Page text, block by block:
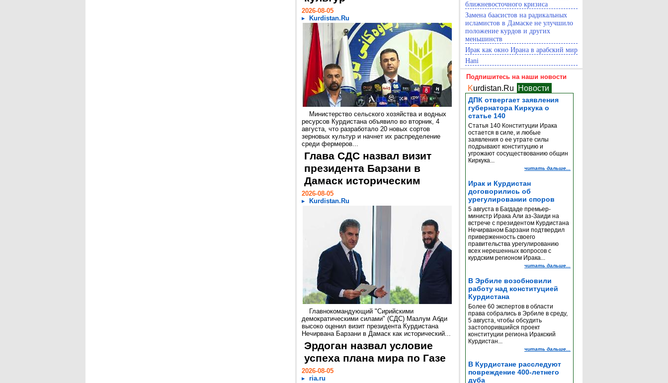
2026-08-05
Kurdistan.Ru
Министерство сельского хозяйства и водных
ресурсов Курдистана объявило во вторник, 4
августа, что разработало 20 новых сортов
зерновых культур и начнет их распределение
среди фермеров...
Глава СДС назвал визит
президента Барзани в
Дамаск историческим
2026-08-05
Kurdistan.Ru
Главнокомандующий "Сирийскими
демократическими силами" (СДС) Мазлум Абди
высоко оценил визит президента Курдистана
Нечирвана Барзани в Дамаск как исторический...
Эрдоган назвал условие
успеха плана мира по Газе
2026-08-05
ria.ru
ближневосточного кризиса
Замена баасистов на радикальных
исламистов в Дамаске не улучшило
положение курдов и других
меньшинств
Ирак как окно Ирана в арабский мир
Hani
Подпишитесь на наши новости
Kurdistan.Ru Новости
ДПК отвергает заявления
губернатора Киркука о
статье 140
Статья 140 Конституции Ирака
остается в силе, и любые
заявления о ее утрате силы
подрывают конституцию и
угрожают сосуществованию общин
Киркука...
читать дальше...
Ирак и Курдистан
договорились об
урегулировании споров
5 августа в Багдаде премьер-
министр Ирака Али аз-Заиди на
встрече с президентом Курдистана
Нечирваном Барзани подтвердил
приверженность своего
правительства урегулированию
всех нерешенных вопросов с
курдским регионом Ирака...
читать дальше...
В Эрбиле возобновили
работу над конституцией
Курдистана
Более 60 экспертов в области
права собрались в Эрбиле в среду,
5 августа, чтобы обсудить
застопорившийся проект
конституции региона Иракский
Курдистан...
читать дальше...
В Курдистане расследуют
повреждение 400-летнего
дуба